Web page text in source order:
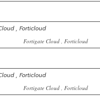
Fortigate Cloud , Forticloud
Fortigate Cloud , Forticloud